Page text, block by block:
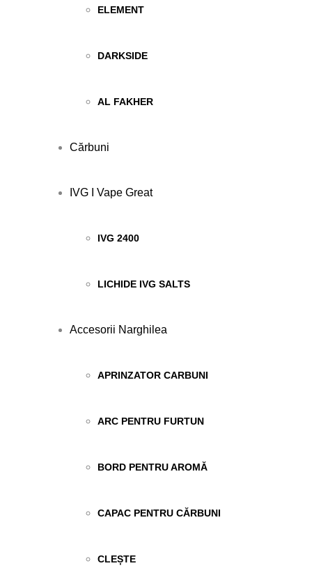
ELEMENT
DARKSIDE
AL FAKHER
Cărbuni
IVG I Vape Great
IVG 2400
LICHIDE IVG SALTS
Accesorii Narghilea
APRINZATOR CARBUNI
ARC PENTRU FURTUN
BORD PENTRU AROMĂ
CAPAC PENTRU CĂRBUNI
CLEȘTE